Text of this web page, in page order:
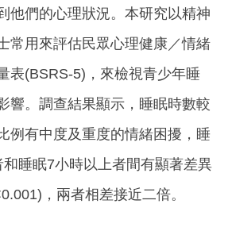
他們的心理狀況。本研究以精神
常用來評估民眾心理健康／情緒
表(BSRS-5)，來檢視青少年睡
響。調查結果顯示，睡眠時數較
例有中度及重度的情緒困擾，睡
睡眠7小時以上者間有顯著差異
，兩者相差接近二倍。